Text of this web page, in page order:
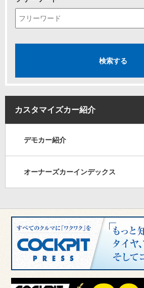
カスタマイズカー紹介
デモカー紹介
オーナーズカーインデックス